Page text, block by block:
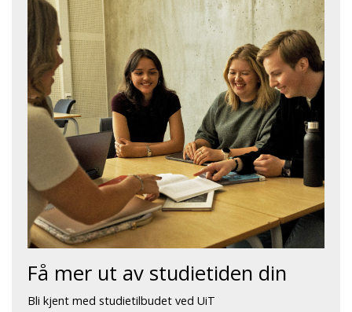
Få mer ut av studietiden din
Bli kjent med studietilbudet ved UiT